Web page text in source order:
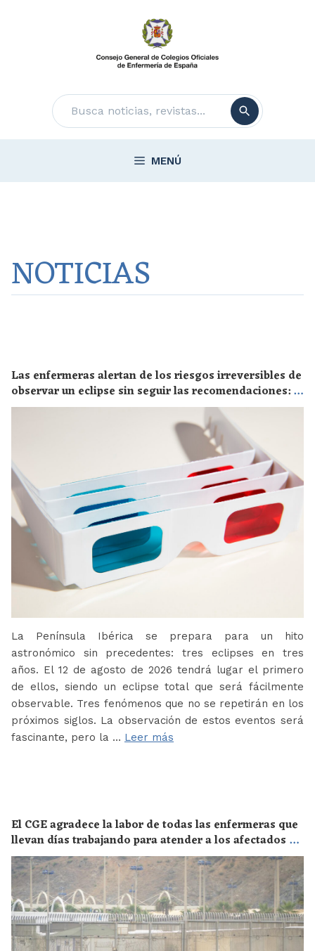
Buscar
MENÚ
NOTICIAS
Las enfermeras alertan de los riesgos irreversibles de
observar un eclipse sin seguir las recomendaciones: la
retinopatía solar es el mayor de los peligros
La Península Ibérica se prepara para un hito
astronómico sin precedentes: tres eclipses en tres
años. El 12 de agosto de 2026 tendrá lugar el primero
de ellos, siendo un eclipse total que será fácilmente
observable. Tres fenómenos que no se repetirán en los
próximos siglos. La observación de estos eventos será
fascinante, pero la … Leer más
El CGE agradece la labor de todas las enfermeras que
llevan días trabajando para atender a los afectados de
la crisis migratoria de Ceuta